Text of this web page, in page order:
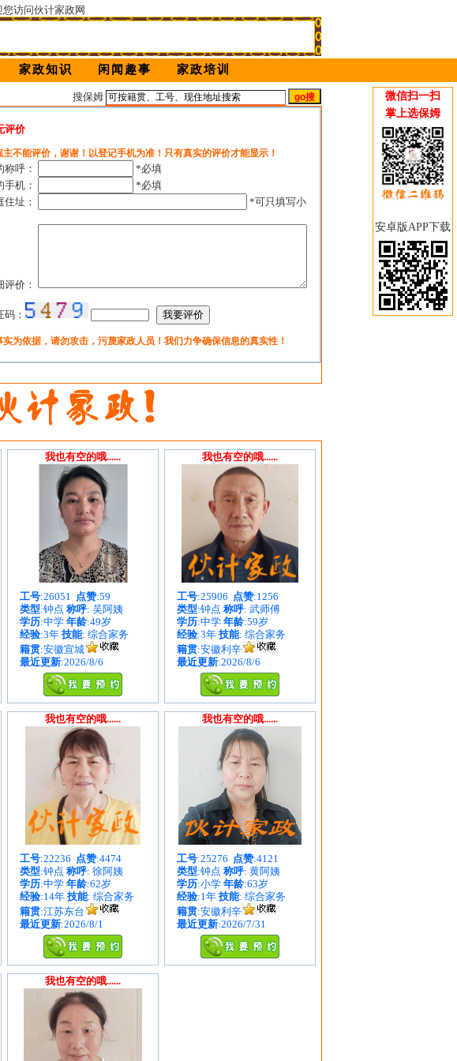
您访问伙计家政网
家政知识 闲闻趣事 家政培训
搜保姆
评价
主不能评价，谢谢！以登记手机为准！只有真实的评价才能显示！
称呼：
*必填
手机：
*必填
住址：
*可只填写小
评价：
码：
实为依据，请勿攻击，污蔑家政人员！我们力争确保信息的真实性！
我也有空的哦......
工号:26051 点赞:59
类型:钟点 称呼: 吴阿姨
学历:中学 年龄:49岁
经验:3年 技能: 综合家务
籍贯:安徽宣城
最近更新:2026/8/6
我也有空的哦......
工号:25906 点赞:1256
类型:钟点 称呼: 武师傅
学历:中学 年龄:59岁
经验:3年 技能: 综合家务
籍贯:安徽利辛
最近更新:2026/8/6
我也有空的哦......
工号:22236 点赞:4474
类型:钟点 称呼: 徐阿姨
学历:中学 年龄:62岁
经验:14年 技能: 综合家务
籍贯:江苏东台
最近更新:2026/8/1
我也有空的哦......
工号:25276 点赞:4121
类型:钟点 称呼: 黄阿姨
学历:小学 年龄:63岁
经验:1年 技能: 综合家务
籍贯:安徽利辛
最近更新:2026/7/31
我也有空的哦......
微信扫一扫
掌上选保姆
安卓版APP下载